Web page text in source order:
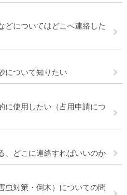
どについてはどこへ連絡した
について知りたい
に使用したい（占用申請につ
、どこに連絡すればいいのか
虫対策・倒木）についての問